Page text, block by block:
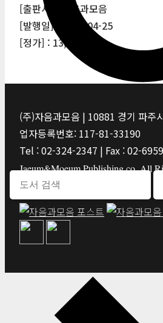
[출판사] : 자음과모음
[발행일] : 2014-04-25
[정가] : 13,500원
(주)자음과모음 | 10881 경기 파
업자등록번호: 117-81-33190
Tel : 02-324-2347 | Fax : 02-
Jaeum&Moeum Publishing co. All